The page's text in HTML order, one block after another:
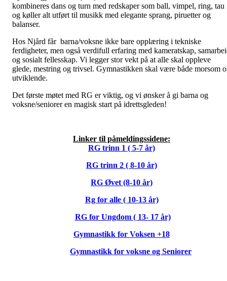
kombineres dans og turn med redskaper som ball, vimpel, ring, tau
og køller alt utført til musikk med elegante sprang, piruetter og
balanser.
Hos Njård får barna/voksne ikke bare opplæring i tekniske
ferdigheter, men også verdifull erfaring med kameratskap,
og sosialt fellesskap. Vi legger stor vekt på at alle skal oppleve
glede, mestring og trivsel. Gymnastikken skal være både morsom
utviklende.
Det første møtet med RG er viktig, og vi ønsker å gi barna og
voksne/seniorer en magisk start på idrettsgleden!
Linker til påmeldingssidene:
RG trinn 1 ( 5-7 år)
RG trinn 2 ( 8-10 år)
RG Øvet (8-10 år)
Rg for alle ( 10-13 år)
RG for Ungdom ( 13- 17 år)
Gymnastikk for Voksen +18
Gymnastikk for voksne og Seniorer